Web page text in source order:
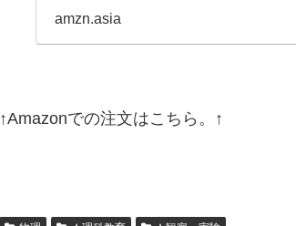
amzn.asia
↑Amazonでの注文はこちら。↑